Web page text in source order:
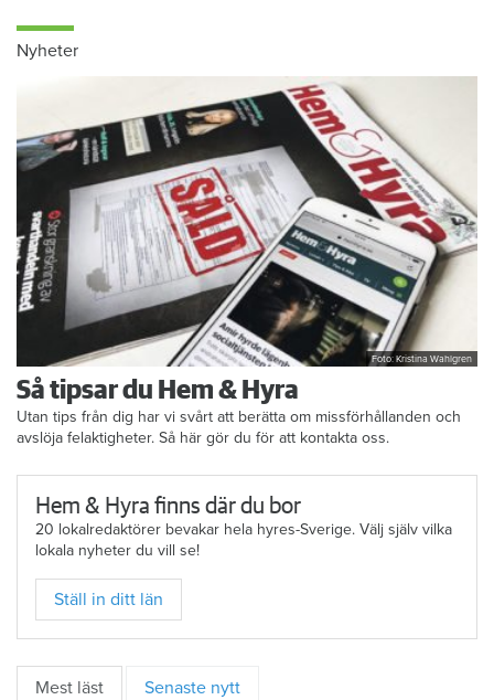
Nyheter
Foto: Kristina Wahlgren
Så tipsar du Hem & Hyra
Utan tips från dig har vi svårt att berätta om missförhållanden och
avslöja felaktigheter. Så här gör du för att kontakta oss.
Hem & Hyra finns där du bor
20 lokalredaktörer bevakar hela hyres-Sverige. Välj själv vilka
lokala nyheter du vill se!
Ställ in ditt län
Mest läst Senaste nytt